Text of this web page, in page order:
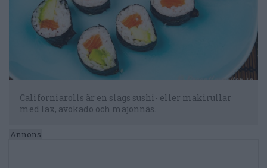
Californiarolls är en slags sushi- eller makirullar
med lax, avokado och majonnäs.